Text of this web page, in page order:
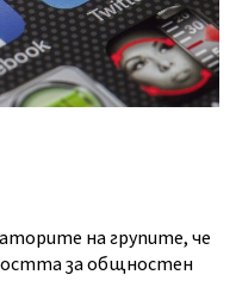
на групите, че
за общностен